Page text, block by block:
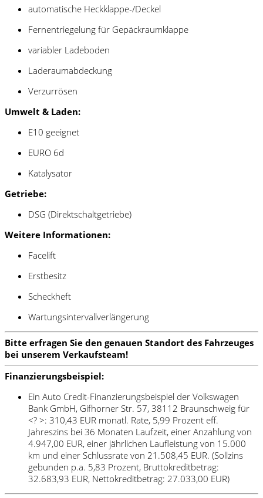
automatische Heckklappe-/Deckel
Fernentriegelung für Gepäckraumklappe
variabler Ladeboden
Laderaumabdeckung
Verzurrösen
Umwelt & Laden:
E10 geeignet
EURO 6d
Katalysator
Getriebe:
DSG (Direktschaltgetriebe)
Weitere Informationen:
Facelift
Erstbesitz
Scheckheft
Wartungsintervallverlängerung
Bitte erfragen Sie den genauen Standort des Fahrzeuges
bei unserem Verkaufsteam!
Finanzierungsbeispiel:
Ein Auto Credit-Finanzierungsbeispiel der Volkswagen
Bank GmbH, Gifhorner Str. 57, 38112 Braunschweig für
<? >: 310,43 EUR monatl. Rate, 5,99 Prozent eff.
Jahreszins bei 36 Monaten Laufzeit, einer Anzahlung von
4.947,00 EUR, einer jährlichen Laufleistung von 15.000
km und einer Schlussrate von 21.508,45 EUR. (Sollzins
gebunden p.a. 5,83 Prozent, Bruttokreditbetrag:
32.683,93 EUR, Nettokreditbetrag: 27.033,00 EUR)